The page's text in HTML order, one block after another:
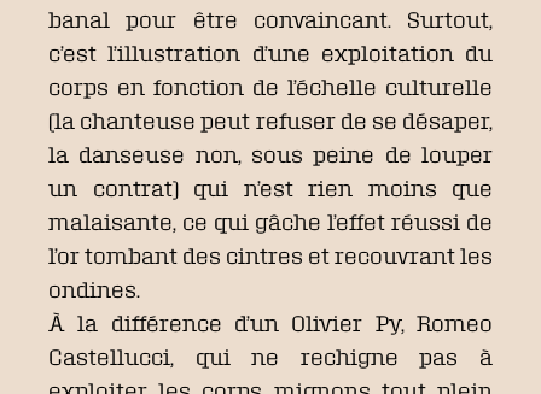
banal pour être convaincant. Surtout,
c’est l’illustration d’une exploitation du
corps en fonction de l’échelle culturelle
(la chanteuse peut refuser de se désaper,
la danseuse non, sous peine de louper
un contrat) qui n’est rien moins que
malaisante, ce qui gâche l’effet réussi de
l’or tombant des cintres et recouvrant les
ondines.
À la différence d’un Olivier Py, Romeo
Castellucci, qui ne rechigne pas à